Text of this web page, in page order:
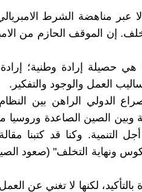
عبر مناهضة الشرط
إن الموقف الحازم من
هي حصيلة إرادة وطنية؛
العمل والوجود والتفكير.
الدولي الراهن بين النظام
وبين الصين الصاعدة وروسيا
وكنا قد كتبنا
ونهاية التخلف" (صعود
بالتأكيد، لكنها لا تغني عن